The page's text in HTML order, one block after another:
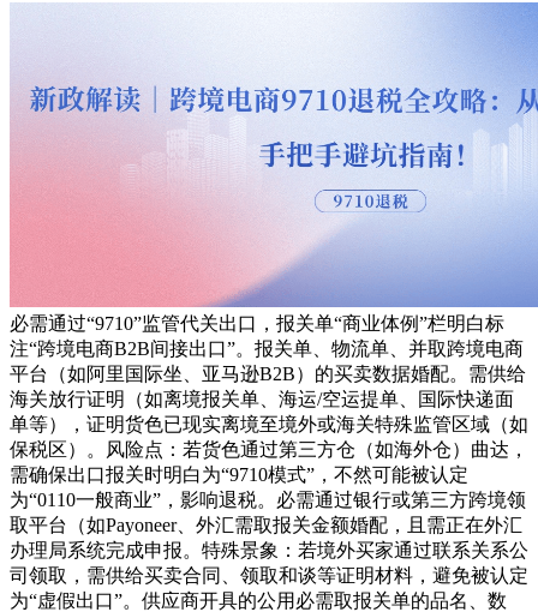
必需通过“9710”监管代关出口，报关单“商业体例”栏明白标
注“跨境电商B2B间接出口”。报关单、物流单、并取跨境电商
平台（如阿里国际坐、亚马逊B2B）的买卖数据婚配。需供给
海关放行证明（如离境报关单、海运/空运提单、国际快递面
单等），证明货色已现实离境至境外或海关特殊监管区域（如
保税区）。风险点：若货色通过第三方仓（如海外仓）曲达，
需确保出口报关时明白为“9710模式”，不然可能被认定
为“0110一般商业”，影响退税。必需通过银行或第三方跨境领
取平台（如Payoneer、外汇需取报关金额婚配，且需正在外汇
办理局系统完成申报。特殊景象：若境外买家通过联系关系公
司领取，需供给买卖合同、领取和谈等证明材料，避免被认定
为“虚假出口”。供应商开具的公用必需取报关单的品名、数